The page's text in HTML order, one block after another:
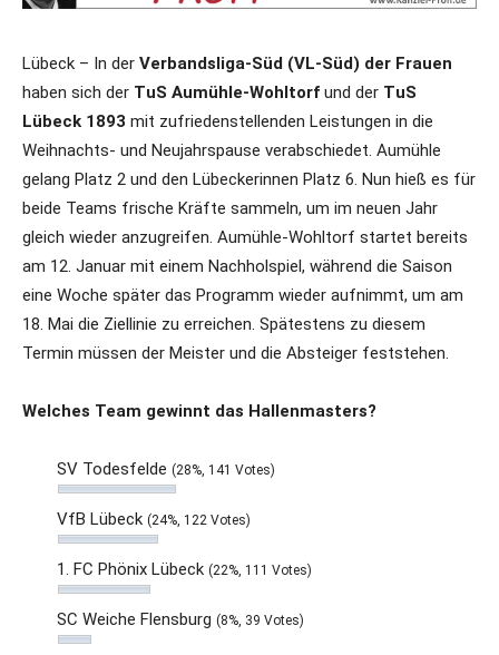
Lübeck – In der Verbandsliga-Süd (VL-Süd) der Frauen
haben sich der TuS Aumühle-Wohltorf und der TuS
Lübeck 1893 mit zufriedenstellenden Leistungen in die
Weihnachts- und Neujahrspause verabschiedet. Aumühle
gelang Platz 2 und den Lübeckerinnen Platz 6. Nun hieß es für
beide Teams frische Kräfte sammeln, um im neuen Jahr
gleich wieder anzugreifen. Aumühle-Wohltorf startet bereits
am 12. Januar mit einem Nachholspiel, während die Saison
eine Woche später das Programm wieder aufnimmt, um am
18. Mai die Ziellinie zu erreichen. Spätestens zu diesem
Termin müssen der Meister und die Absteiger feststehen.
Welches Team gewinnt das Hallenmasters?
SV Todesfelde (28%, 141 Votes)
VfB Lübeck (24%, 122 Votes)
1. FC Phönix Lübeck (22%, 111 Votes)
SC Weiche Flensburg (8%, 39 Votes)